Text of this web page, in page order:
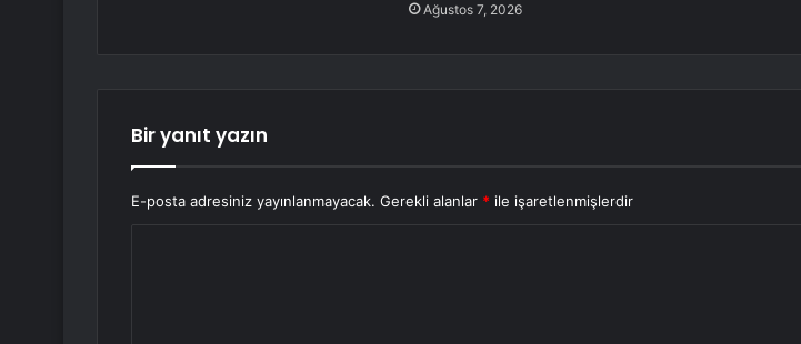
Ağustos 7, 2026
Bir yanıt yazın
E-posta adresiniz yayınlanmayacak. Gerekli alanlar * ile işaretlenmişlerdir